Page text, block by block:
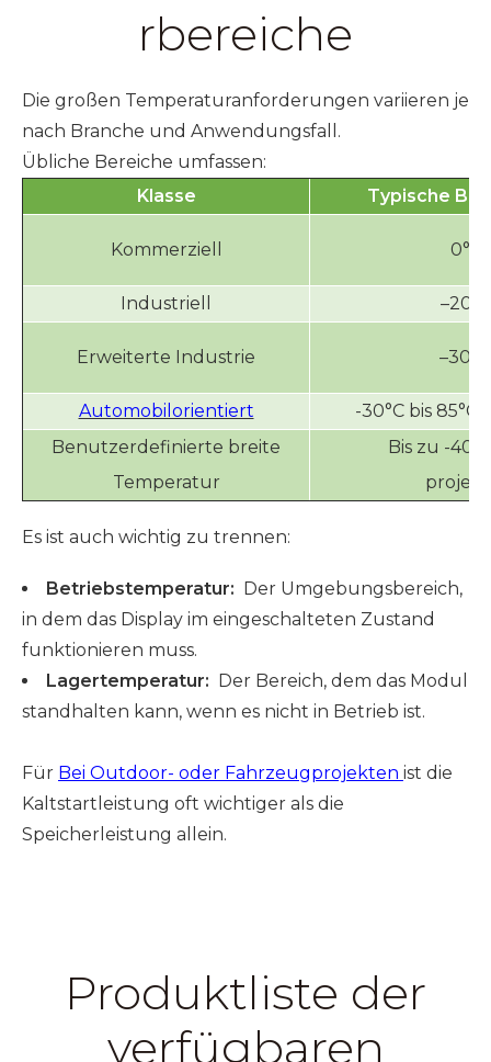
rbereiche
Die großen Temperaturanforderungen variieren je
nach Branche und Anwendungsfall.
Übliche Bereiche umfassen:
Klasse
Typische
Kommerziell 0°C
Industriell
Erweiterte Industrie
Automobilorientiert
-30°C bis 85°C
Benutzerdefinierte breite
Temperatur
Bis zu -
Es ist auch wichtig zu trennen:
Betriebstemperatur: Der Umgebungsbereich,
in dem das Display im eingeschalteten Zustand
funktionieren muss.
Lagertemperatur: Der Bereich, dem das Modul
standhalten kann, wenn es nicht in Betrieb ist.
Für Bei Outdoor- oder Fahrzeugprojekten ist die
Kaltstartleistung oft wichtiger als die
Speicherleistung allein.
Produktliste der
verfügbaren